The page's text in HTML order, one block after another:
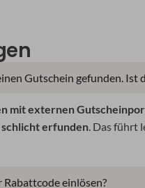
Gutschein gefunden. Ist
mit externen
erfunden . Das führt
einlösen?